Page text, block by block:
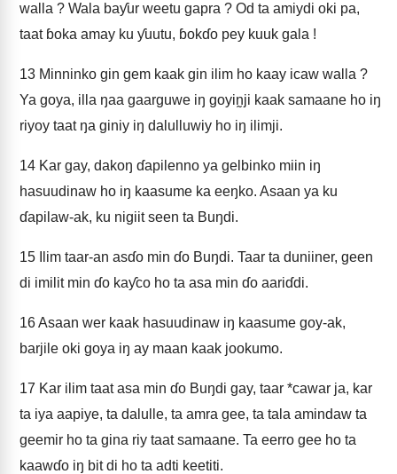
walla ? Wala baƴur weetu gapra ? Od ta amiydi oki pa,
taat ɓoka amay ku ƴuutu, ɓokɗo pey kuuk gala !
13 Minninko gin gem kaak gin ilim ho kaay icaw walla ?
Ya goya, illa ŋaa gaarguwe iŋ goyin̰ji kaak samaane ho iŋ
riyoy taat ŋa giniy iŋ dalulluwiy ho iŋ ilimji.
14 Kar gay, dakoŋ ɗapilenno ya gelbinko miin iŋ
hasuudinaw ho iŋ kaasume ka eeŋko. Asaan ya ku
ɗapilaw-ak, ku nigiit seen ta Buŋdi.
15 Ilim taar-an asɗo min ɗo Buŋdi. Taar ta duniiner, geen
di imilit min ɗo kaƴco ho ta asa min ɗo aariɗdi.
16Asaan wer kaak hasuudinaw iŋ kaasume goy-ak,
barjile oki goya iŋ ay maan kaak jookumo.
17 Kar ilim taat asa min ɗo Buŋdi gay, taar *cawar ja, kar
ta iya aapiye, ta dalulle, ta amra gee, ta tala amindaw ta
geemir ho ta gina riy taat samaane. Ta eerro gee ho ta
kaawɗo iŋ bit di ho ta adti keetiti.